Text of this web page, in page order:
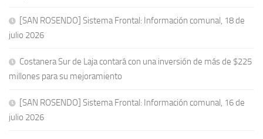
[SAN ROSENDO] Sistema Frontal: Información comunal, 18 de
julio 2026
Costanera Sur de Laja contará con una inversión de más de $225
millones para su mejoramiento
[SAN ROSENDO] Sistema Frontal: Información comunal, 16 de
julio 2026